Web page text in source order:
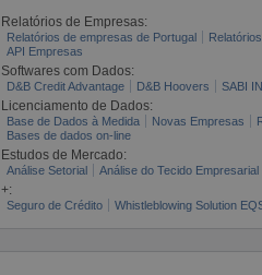
Relatórios de Empresas:
Relatórios de empresas de Portugal
API Empresas
Softwares com Dados:
D&B Credit Advantage D&B Hoovers SABI
Licenciamento de Dados:
Base de Dados à Medida Novas Empresas
Bases de dados on-line
Estudos de Mercado:
Análise Setorial Análise do Tecido
+:
Seguro de Crédito Whistleblowing Solution